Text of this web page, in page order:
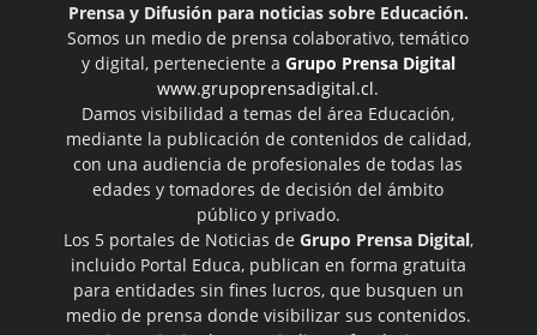
Prensa y Difusión para noticias sobre Educación.
Somos un medio de prensa colaborativo, temático
y digital, perteneciente a Grupo Prensa Digital
www.grupoprensadigital.cl.
Damos visibilidad a temas del área Educación,
mediante la publicación de contenidos de calidad,
con una audiencia de profesionales de todas las
edades y tomadores de decisión del ámbito
público y privado.
Los 5 portales de Noticias de Grupo Prensa Digital,
incluido Portal Educa, publican en forma gratuita
para entidades sin fines lucros, que busquen un
medio de prensa donde visibilizar sus contenidos.